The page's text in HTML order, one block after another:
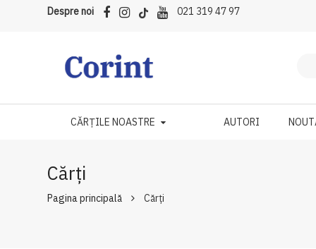
Despre noi 021 319 47 97
CĂRȚILE NOASTRE AUTORI
Cărți
Pagina principală Cărți